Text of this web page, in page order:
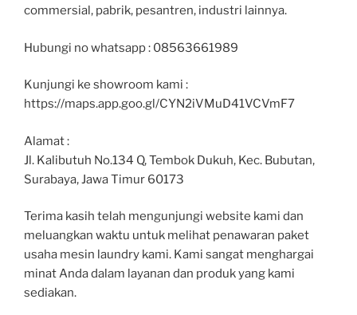
commersial, pabrik, pesantren, industri lainnya.
Hubungi no whatsapp : 08563661989
Kunjungi ke showroom kami :
https://maps.app.goo.gl/CYN2iVMuD41VCVmF7
Alamat :
Jl. Kalibutuh No.134 Q, Tembok Dukuh, Kec. Bubutan,
Surabaya, Jawa Timur 60173
Terima kasih telah mengunjungi website kami dan
meluangkan waktu untuk melihat penawaran paket
usaha mesin laundry kami. Kami sangat menghargai
minat Anda dalam layanan dan produk yang kami
sediakan.